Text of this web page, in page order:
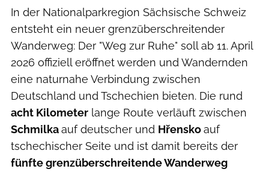
In der Nationalparkregion Sächsische Schweiz
entsteht ein neuer grenzüberschreitender
Wanderweg: Der "Weg zur Ruhe" soll ab 11. April
2026 offiziell eröffnet werden und Wandernden
eine naturnahe Verbindung zwischen
Deutschland und Tschechien bieten. Die rund
acht Kilometer lange Route verläuft zwischen
Schmilkaauf deutscher und Hřenskoauf
tschechischer Seite und ist damit bereits der
fünfte grenzüberschreitende Wanderweg